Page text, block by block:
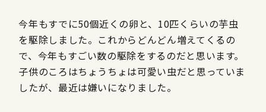
今年もすでに50個近くの卵と、10匹くらいの芋虫
を駆除しました。これからどんどん増えてくるの
で、今年もすごい数の駆除をするのだと思います。
子供のころはちょうちょは可愛い虫だと思っていま
したが、最近は嫌いになりました。